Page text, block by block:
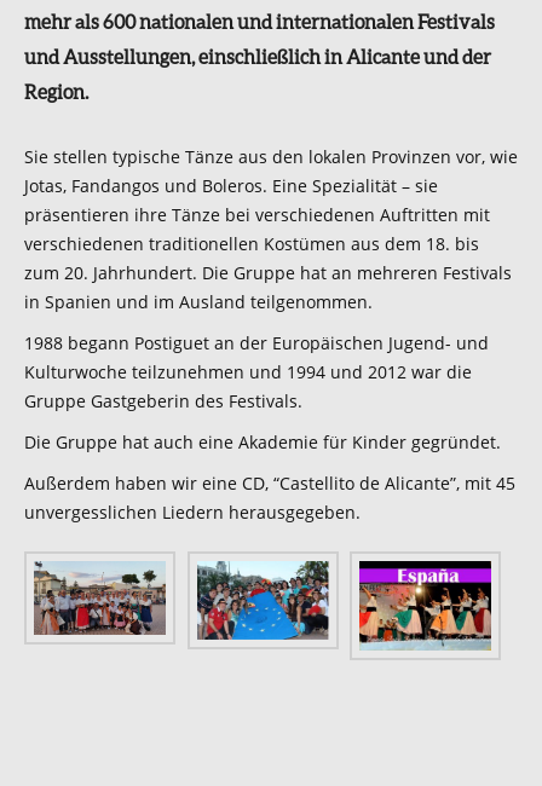
mehr als 600 nationalen und internationalen Festivals
und Ausstellungen, einschließlich in Alicante und der
Region.
Sie stellen typische Tänze aus den lokalen Provinzen vor, wie
Jotas, Fandangos und Boleros. Eine Spezialität – sie
präsentieren ihre Tänze bei verschiedenen Auftritten mit
verschiedenen traditionellen Kostümen aus dem 18. bis
zum 20. Jahrhundert. Die Gruppe hat an mehreren Festivals
in Spanien und im Ausland teilgenommen.
1988 begann Postiguet an der Europäischen Jugend- und
Kulturwoche teilzunehmen und 1994 und 2012 war die
Gruppe Gastgeberin des Festivals.
Die Gruppe hat auch eine Akademie für Kinder gegründet.
Außerdem haben wir eine CD, “Castellito de Alicante”, mit 45
unvergesslichen Liedern herausgegeben.